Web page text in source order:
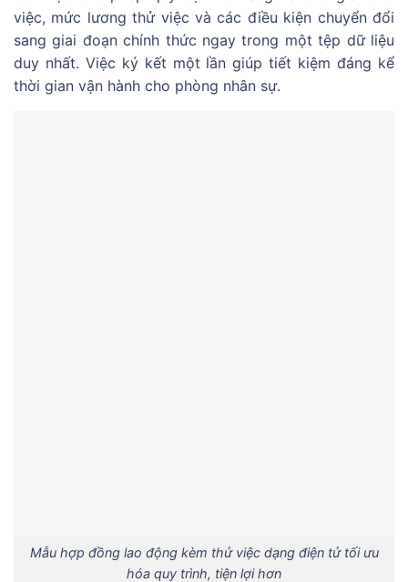
việc, mức lương thử việc và các điều kiện chuyển đổi
sang giai đoạn chính thức ngay trong một tệp dữ liệu
duy nhất. Việc ký kết một lần giúp tiết kiệm đáng kể
thời gian vận hành cho phòng nhân sự.
Mẫu hợp đồng lao động kèm thử việc dạng điện tử tối ưu
hóa quy trình, tiện lợi hơn